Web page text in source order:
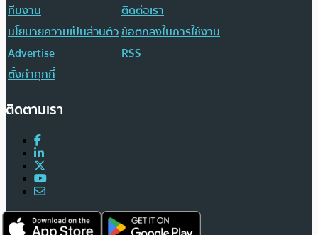
ทีมงาน
ติดต่อเรา
นโยบายความเป็นส่วนตัวข้อตกลงในการใช้งาน
Advertise
RSS
ตั้งค่าคุกกี้
ติดตามเรา